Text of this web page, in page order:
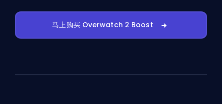
马上购买 Overwatch 2 Boost